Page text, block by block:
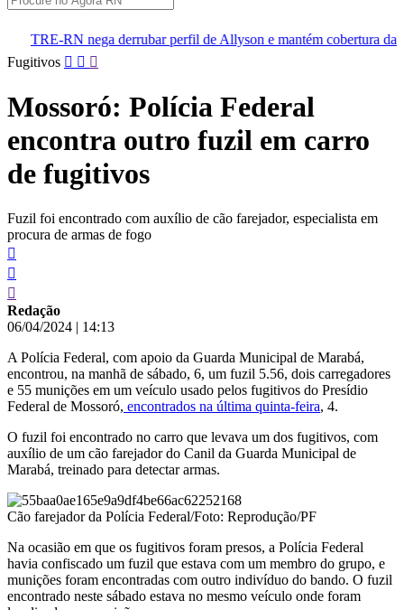
perfil de Allyson e mantém cobertura da convenção
Pular
para
conteúdo
Fugitivos
Mossoró: Polícia Federal
encontra outro fuzil em carro
de fugitivos
Fuzil foi encontrado com auxílio de cão farejador, especialista em
procura de armas de fogo
Redação
06/04/2024 | 14:13
A Polícia Federal, com apoio da Guarda Municipal de Marabá,
encontrou, na manhã de sábado, 6, um fuzil 5.56, dois carregadores
e 55 munições em um veículo usado pelos fugitivos do Presídio
Federal de Mossoró, encontrados na última quinta-feira, 4.
O fuzil foi encontrado no carro que levava um dos fugitivos, com
auxílio de um cão farejador do Canil da Guarda Municipal de
Marabá, treinado para detectar armas.
Cão farejador da Polícia Federal/Foto: Reprodução/PF
Na ocasião em que os fugitivos foram presos, a Polícia Federal
havia confiscado um fuzil que estava com um membro do grupo, e
munições foram encontradas com outro indivíduo do bando. O fuzil
encontrado neste sábado estava no mesmo veículo onde foram